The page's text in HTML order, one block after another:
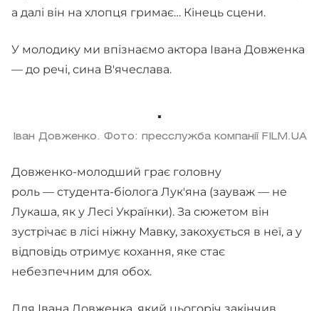
а далі він на хлопця гримає… Кінець сцени.
У молодику ми впізнаємо актора Івана Довженка
— до речі, сина В'ячеслава.
Іван Довженко. Фото: пресслужба компанії FILM.UA
Довженко-молодший грає головну
роль — студента-біолога Лук'яна (зауваж — не
Лукаша, як у Лесі Українки). За сюжетом він
зустрічає в лісі ніжну Мавку, закохується в неї, а у
відповідь отримує кохання, яке стає
небезпечним для обох.